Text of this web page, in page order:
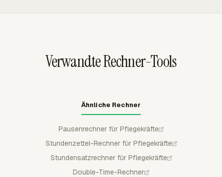
Verwandte Rechner-Tools
Ähnliche Rechner
Pausenrechner für Pflegekräfte
Stundenzettel-Rechner für Pflegekräfte
Stundensatzrechner für Pflegekräfte
Double-Time-Rechner